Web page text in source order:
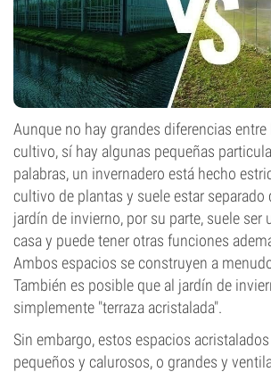
Aunque no hay grandes diferencias
cultivo, sí hay algunas pequeñas
palabras, un invernadero está hecho
cultivo de plantas y suele estar separado
jardín de invierno, por su parte, suele ser
casa y puede tener otras funciones
Ambos espacios se construyen a
También es posible que al jardín de
simplemente "terraza acristalada".
Sin embargo, estos espacios
pequeños y calurosos, o grandes y